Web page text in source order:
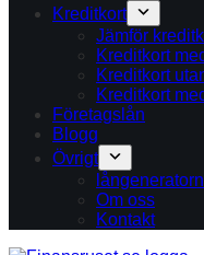
Kreditkort
Jämför
Kreditkort
Kreditkort
Kreditkort
Företagslån
Blogg
Övrigt
långeneratorn
Om oss
Kontakt